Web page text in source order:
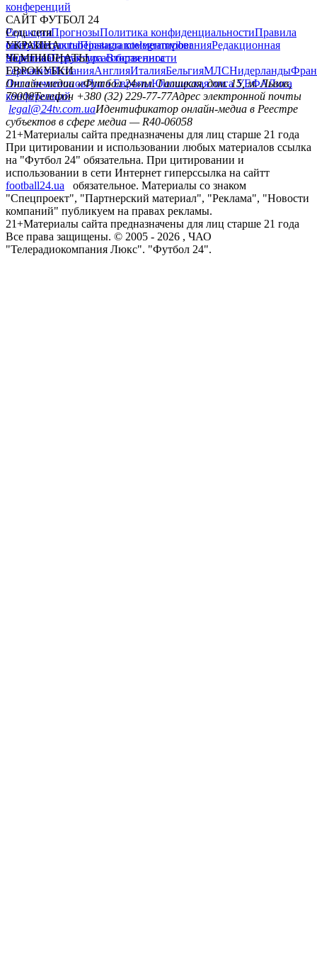
конференций
САЙТ ФУТБОЛ 24
РедакцияПрогнозыПолитика конфиденциальностиПравила
сайтуКонтактыПравила комментированияРедакционная
политикаСтруктура собственности
Соц. сети
facebookxyoutubeinstagramtelegramviber
УКРАИНА
УкраинаПервая лигаВторая лига
ЧЕМПИОНАТЫ
ГерманияИспанияАнглияИталияБельгияМЛСНидерланды
ЕВРОКУБКИ
Лига чемпионовЛига ЕвропыЮношеская лига УЕФАЛига
конференций
Онлайн-медиа «Футбол 24»пл. Галицкая, дом. 15, м. Львов,
79008Телефон +380 (32) 229-77-77Адрес электронной почты
legal@24tv.com.uaИдентификатор онлайн-медиа в Реестре
субъектов в сфере медиа — R40-06058
21+Материалы сайта предназначены для лиц старше 21 года
При цитировании и использовании любых материалов ссылка
на "Футбол 24" обязательна. При цитировании и
использовании в сети Интернет гиперссылка на сайтт
football24.ua
обязательное. Материалы со знаком
"Спецпроект", "Партнерский материал", "Реклама", "Новости
компаний" публикуем на правах рекламы.
21+Материалы сайта предназначены для лиц старше 21 года
Все права защищены. © 2005 - 2026 , ЧАО
"Телерадиокомпания Люкс". "Футбол 24".